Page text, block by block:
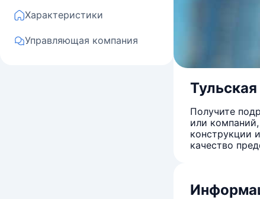
Характеристики
Управляющая компания
Получите
или
конструкции
качество